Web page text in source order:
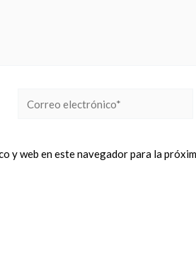
y web en este navegador para la